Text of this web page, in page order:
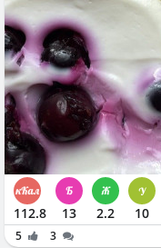
112.8 13 2.2 10
5 3